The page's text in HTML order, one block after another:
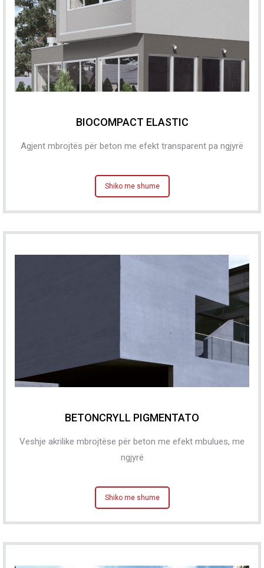
BIOCOMPACT ELASTIC
Agjent mbrojtës për beton me efekt transparent pa ngjyrë
Shiko me shume
BETONCRYLL PIGMENTATO
Veshje akrilike mbrojtëse për beton me efekt mbulues, me
ngjyrë
Shiko me shume